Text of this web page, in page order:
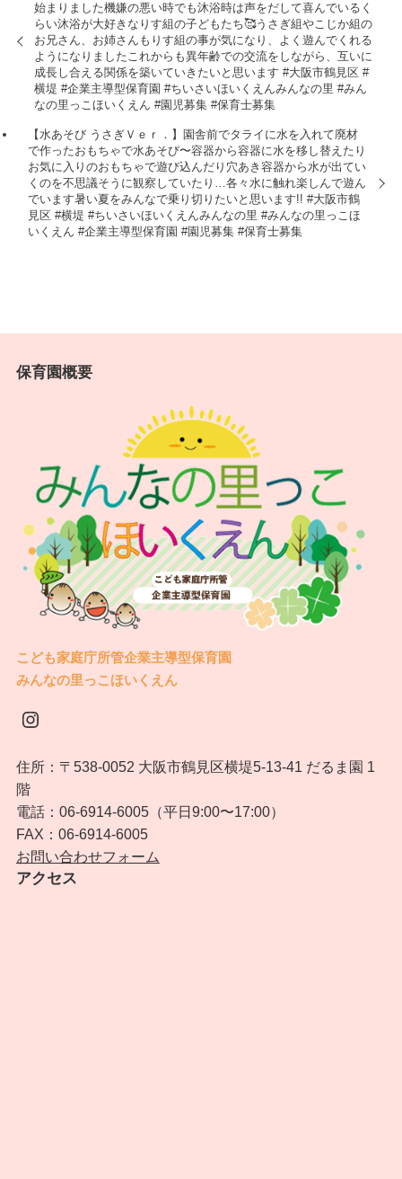
始まりました️機嫌の悪い時でも沐浴時は声をだして喜んでいるく
らい沐浴が大好きなりす組の子どもたち🥰うさぎ組やこじか組の
お兄さん、お姉さんもりす組の事が気になり、よく遊んでくれる
ようになりましたこれからも異年齢での交流をしながら、互いに
成長し合える関係を築いていきたいと思います⁡ #大阪市鶴見区 #
横堤 #企業主導型保育園⁡ #ちいさいほいくえんみんなの里 #みん
なの里っこほいくえん #園児募集 #保育士募集
【水あそび うさぎＶｅｒ．】⁡園舎前でタライに水を入れて廃材
で作ったおもちゃで水あそび〜⁡容器から容器に水を移し替えたり
お気に入りのおもちゃで遊び込んだり穴あき容器から水が出てい
くのを不思議そうに観察していたり…各々水に触れ楽しんで遊ん
でいます⁡暑い夏をみんなで乗り切りたいと思います!!⁡⁡ #大阪市鶴
見区 #横堤 #ちいさいほいくえんみんなの里 #みんなの里っこほ
いくえん #企業主導型保育園 #園児募集 #保育士募集
保育園概要
こども家庭庁所管企業主導型保育園
みんなの里っこほいくえん
Instagram
住所：〒538-0052 大阪市鶴見区横堤5-13-41 だるま園 1
階
電話：06-6914-6005（平日9:00〜17:00）
FAX：06-6914-6005
お問い合わせフォーム
アクセス